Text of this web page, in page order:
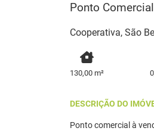
Ponto
Cooperativa, São
130,00 m²
DESCRIÇÃO DO
Ponto comercial à